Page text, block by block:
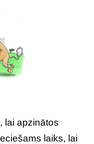
lai apzinātos
laiks, lai